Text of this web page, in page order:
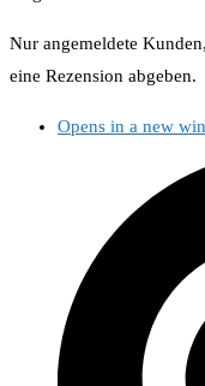
Nur angemeldete
eine Rezension abgeben.
Opens in a new